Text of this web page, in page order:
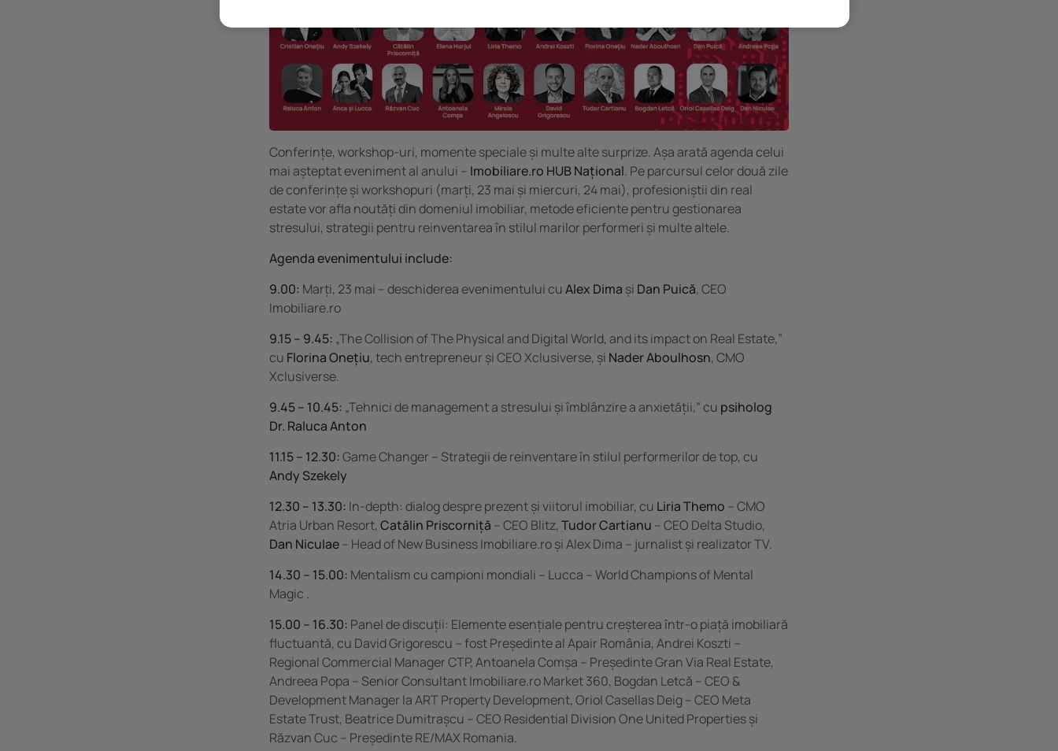
Conferințe, workshop-uri, momente speciale și multe alte surprize. Așa arată agenda celui
mai așteptat eveniment al anului – Imobiliare.ro HUB Național. Pe parcursul celor două zile
de conferințe și workshopuri (marți, 23 mai și miercuri, 24 mai), profesioniștii din real
estate vor afla noutăți din domeniul imobiliar, metode eficiente pentru gestionarea
stresului, strategii pentru reinventarea în stilul marilor performeri și multe altele.
Agenda evenimentului include:
9.00: Marți, 23 mai – deschiderea evenimentului cuAlex Dima și Dan Puică, CEO
Imobiliare.ro
9.15 – 9.45: „The Collision of The Physical and Digital World, and its impact on Real Estate,”
cu Florina Onețiu, tech entrepreneur și CEO Xclusiverse, și Nader Aboulhosn, CMO
Xclusiverse.
9.45 – 10.45: „Tehnici de management a stresului și îmblânzire a anxietății,” cu psiholog
Dr. Raluca Anton
11.15 – 12.30:Game Changer – Strategii de reinventare în stilul performerilor de top, cu
Andy Szekely
12.30 – 13.30: In-depth: dialog despre prezent și viitorul imobiliar, cu Liria Themo – CMO
Atria Urban Resort,Catălin Priscorniță – CEO Blitz,Tudor Cartianu – CEO Delta Studio,
Dan Niculae– Head of New BusinessImobiliare.roși Alex Dima – jurnalist și realizator TV.
14.30 – 15.00: Mentalism cu campioni mondiali – Lucca – World Champions of Mental
Magic .
15.00 – 16.30: Panel de discuții: Elemente esențiale pentru creșterea într-o piață imobiliară
fluctuantă, cu David Grigorescu – fost Președinte al Apair România, Andrei Koszti –
Regional Commercial Manager CTP, Antoanela Comșa – Președinte Gran Via Real Estate,
Andreea Popa – Senior ConsultantImobiliare.roMarket 360, Bogdan Letcă – CEO &
Development Manager la ART Property Development, Oriol Casellas Deig – CEO Meta
Estate Trust, Beatrice Dumitrașcu – CEO Residential Division One United Properties și
Răzvan Cuc – Președinte RE/MAX Romania.